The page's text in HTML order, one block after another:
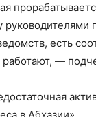
есть
—